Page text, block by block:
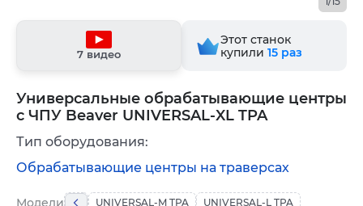
Универсальные обрабатывающие центры
с ЧПУ Beaver UNIVERSAL-XL TPA
7 видео
Этот станок
купили 15 раз
Модели UNIVERSAL-M TPA UNIVERSAL-L TPA
Тип оборудования:
Обрабатывающие центры на траверсах